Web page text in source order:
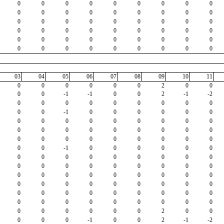
0 0 0 0 0 0 0 0
0
0 0 0 0 0 0 0 0
0
0 0 0 0 0 0 0 0
0
0 0 0 0 0 0 0 0
0
0 0 0 0 0 0 0 0
0
0 0 0 0 0 0 0 0
0
03 04 05 06 07 08 09 10
11
0 0 0 0 0 0 2 0
0
0 0 -1 -1 0 0 2 -1
-2
0 0 0 0 0 0 0 0
0
0 0 -1 0 0 0 0 0
0
0 0 0 0 0 0 0 0
0
0 0 0 0 0 0 0 0
0
0 0 0 0 0 0 0 0
0
0 0 -1 0 0 0 0 0
0
0 0 0 0 0 0 0 0
0
0 0 0 0 0 0 0 0
0
0 0 0 0 0 0 0 0
0
0 0 0 0 0 0 0 0
0
0 0 0 0 0 0 0 0
0
0 0 0 0 0 0 0 0
0
0 0 0 0 0 0 2 0
0
0 0 0 -1 0 0 2 -1 -2